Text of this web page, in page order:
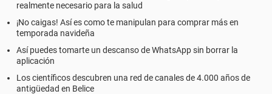
realmente necesario para la salud
¡No caigas! Así es como te manipulan para comprar más en
temporada navideña
Así puedes tomarte un descanso de WhatsApp sin borrar la
aplicación
Los científicos descubren una red de canales de 4.000 años de
antigüedad en Belice